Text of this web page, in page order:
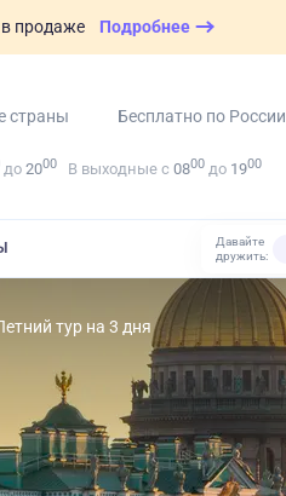
продаже Подробнее
страны Бесплатно по России
до 2000 В выходные с 0800 до 1900
Давайте
дружить:
тур на 3 дня